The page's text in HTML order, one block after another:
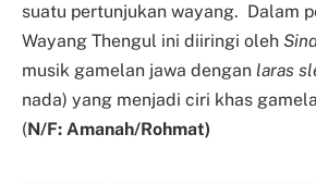
suatu pertunjukan wayang. Dalam
Wayang Thengul ini diiringi oleh
musik gamelan jawa dengan laras
nada) yang menjadi ciri khas
(N/F: Amanah/Rohmat)